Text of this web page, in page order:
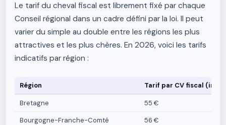
Le tarif du cheval fiscal est librement fixé par chaque
Conseil régional dans un cadre défini par la loi. Il peut
varier du simple au double entre les régions les plus
attractives et les plus chères. En 2026, voici les tarifs
indicatifs par région :
Région Tarif par CV fiscal
Bretagne
55 €
Bourgogne-Franche-Comté
56 €